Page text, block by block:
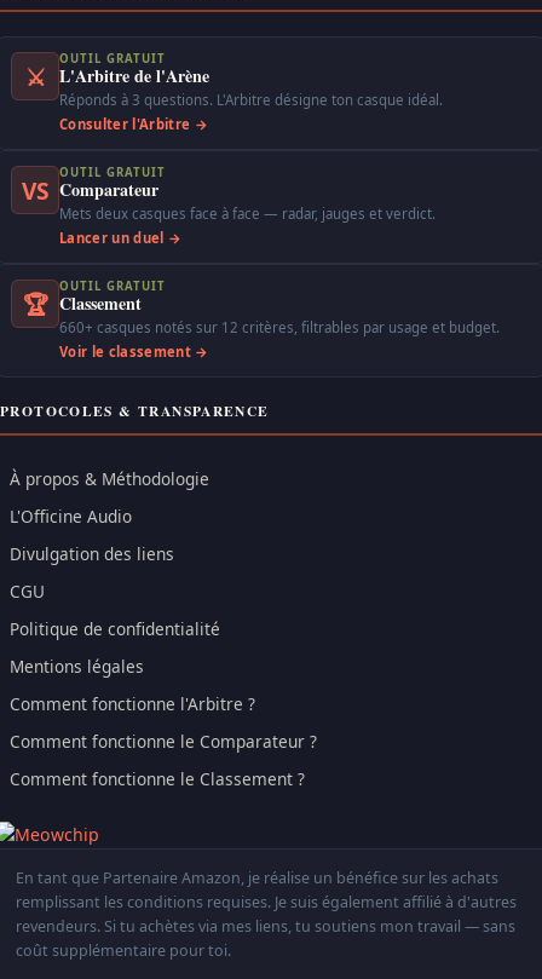
⚔
OUTIL GRATUIT
L'Arbitre de l'Arène
Réponds à 3 questions. L'Arbitre désigne ton casque idéal.
Consulter l'Arbitre →
VS
OUTIL GRATUIT
Comparateur
Mets deux casques face à face — radar, jauges et verdict.
Lancer un duel →
🏆
OUTIL GRATUIT
Classement
660+ casques notés sur 12 critères, filtrables par usage et budget.
Voir le classement →
PROTOCOLES & TRANSPARENCE
À propos & Méthodologie
L'Officine Audio
Divulgation des liens
CGU
Politique de confidentialité
Mentions légales
Comment fonctionne l'Arbitre ?
Comment fonctionne le Comparateur ?
Comment fonctionne le Classement ?
En tant que Partenaire Amazon, je réalise un bénéfice sur les achats
remplissant les conditions requises. Je suis également affilié à d'autres
revendeurs. Si tu achètes via mes liens, tu soutiens mon travail — sans
coût supplémentaire pour toi.